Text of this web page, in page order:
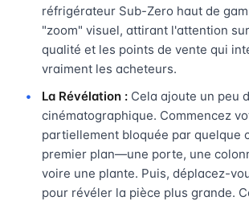
réfrigérateur Sub-Zero haut de
"zoom" visuel, attirant l'attention
qualité et les points de vente qui
vraiment les acheteurs.
La Révélation : Cela ajoute un peu
cinématographique. Commencez
partiellement bloquée par quelque
premier plan—une porte, une
voire une plante. Puis, déplacez-
pour révéler la pièce plus grande.